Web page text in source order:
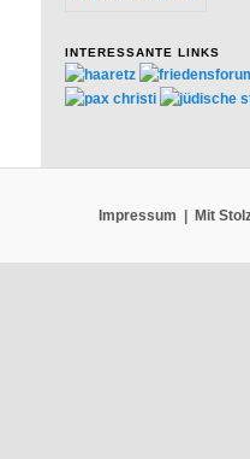
INTERESSANTE LINKS
Impressum Mit